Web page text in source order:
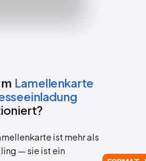
Lamellenkarte
ist mehr als
— sie ist ein